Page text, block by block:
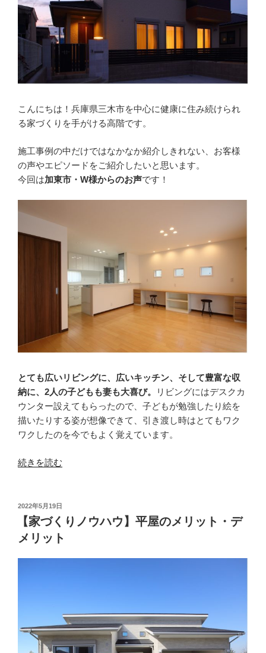
る
も
熱
性
が
重
の
こんにちは！兵庫県三木市を中心に健康に住み続けられ
る家づくりを手がける高階です。
施工事例の中だけではなかなか紹介しきれない、お客様
の声やエピソードをご紹介したいと思います。
今回は加東市・W様からのお声です！
とても広いリビングに、広いキッチン、そして豊富な収
納に、2人の子どもも妻も大喜び。
リビングにはデスクカ
ウンター設えてもらったので、子どもが勉強したり絵を
描いたりする姿が想像できて、引き渡し時はとてもワク
ワクしたのを今でもよく覚えています。
“【お
の
声】
加
声”
続きを読む
投
稿
日:
2022年5月19日
【家づくりノウハウ】平屋のメリット・デ
メリット